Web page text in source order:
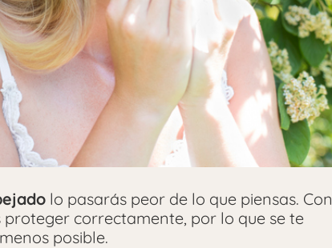
lo pasarás peor de lo que piensas. Con
correctamente, por lo que se te
posible.